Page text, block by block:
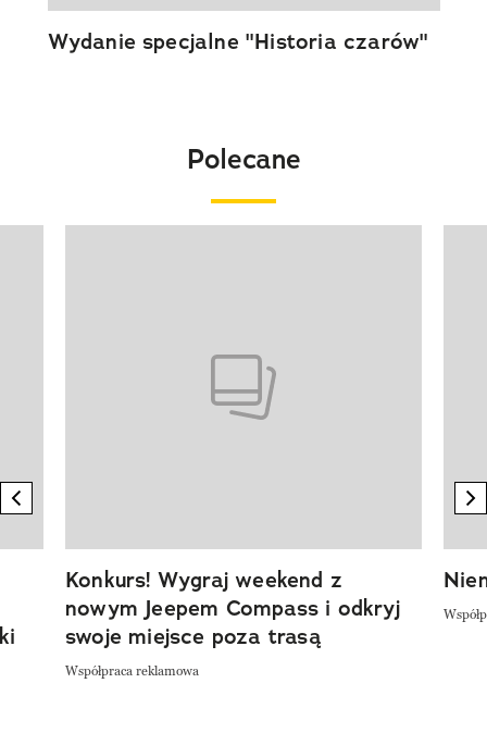
Wydanie specjalne "Historia czarów"
Polecane
previous element
Konkurs! Wygraj weekend z
nowym Jeepem Compass i odkryj
swoje miejsce poza trasą
Współpraca reklamowa